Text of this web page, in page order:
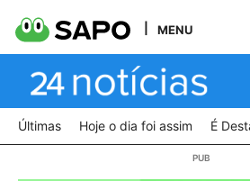
MENU
Últimas Hoje o dia foi assim É